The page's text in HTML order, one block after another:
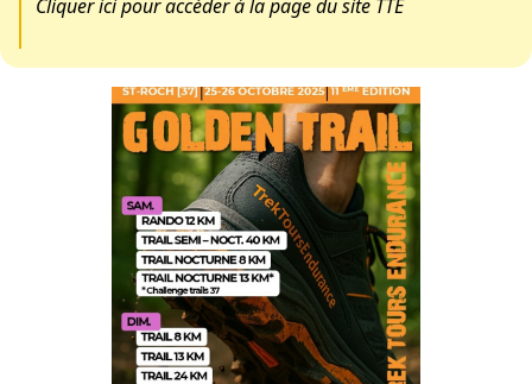
Cliquer ici pour accéder à la page du site TTE